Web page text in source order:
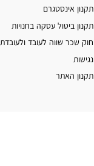
תקנון אינסטגרם
תקנון ביטול עסקה בחנויות
חוק שכר שווה לעובד ולעובדת
נגישות
תקנון האתר